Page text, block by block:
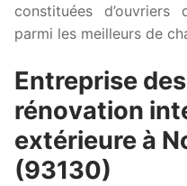
constituées
parmi les meilleurs de
Entreprise
rénovation
extérieure à
(93130)